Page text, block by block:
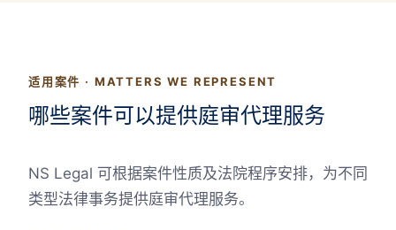
适用案件 · MATTERS WE REPRESENT
哪些案件可以提供庭审代理服务
NS Legal 可根据案件性质及法院程序安排，为不同
类型法律事务提供庭审代理服务。